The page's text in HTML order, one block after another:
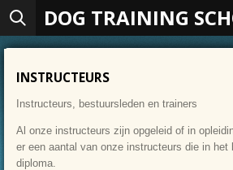
Ga
naar
hoofdinhoud
DOG TRAINING
INSTRUCTEURS
Instructeurs, bestuursleden en trainers
Al onze instructeurs zijn opgeleid of in
er een aantal van onze instructeurs die in
diploma.